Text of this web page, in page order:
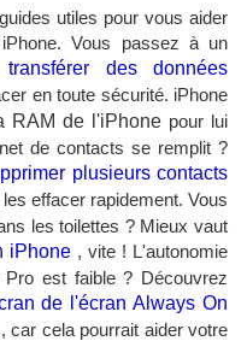
utiles pour vous aider
Vous passez à un
des données
en toute sécurité. iPhone
RAM de l'iPhone pour lui
de contacts se remplit ?
plusieurs contacts
effacer rapidement. Vous
les toilettes ? Mieux vaut
iPhone , vite ! L'autonomie
est faible ? Découvrez
de l'écran Always On
, car cela pourrait aider votre